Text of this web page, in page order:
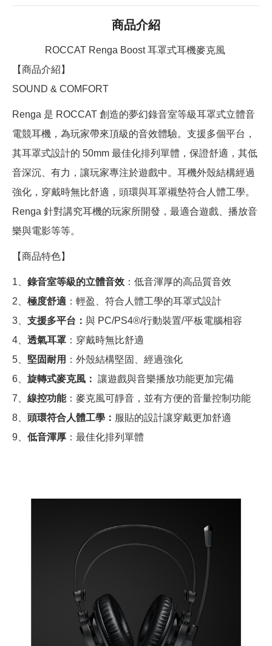
商品介紹
ROCCAT Renga Boost 耳罩式耳機麥克風
【商品介紹】
SOUND & COMFORT
Renga 是 ROCCAT 創造的夢幻錄音室等級耳罩式立體音
電競耳機，為玩家帶來頂級的音效體驗。支援多個平台，
其耳罩式設計的 50mm 最佳化排列單體，保證舒適，其低
音深沉、有力，讓玩家專注於遊戲中。耳機外殼結構經過
強化，穿戴時無比舒適，頭環與耳罩襯墊符合人體工學。
Renga 針對講究耳機的玩家所開發，最適合遊戲、播放音
樂與電影等等。
【商品特色】
1、 錄音室等級的立體音效 ：低音渾厚的高品質音效
2、 極度舒適 ：輕盈、符合人體工學的耳罩式設計
3、 支援多平台： 與 PC/PS4®/行動裝置/平板電腦相容
4、 透氣耳罩 ：穿戴時無比舒適
5、 堅固耐用 ：外殼結構堅固、經過強化
6、 旋轉式麥克風： 讓遊戲與音樂播放功能更加完備
7、 線控功能：麥克風可靜音，並有方便的音量控制功能
8、 頭環符合人體工學： 服貼的設計讓穿戴更加舒適
9、 低音渾厚 ：最佳化排列單體